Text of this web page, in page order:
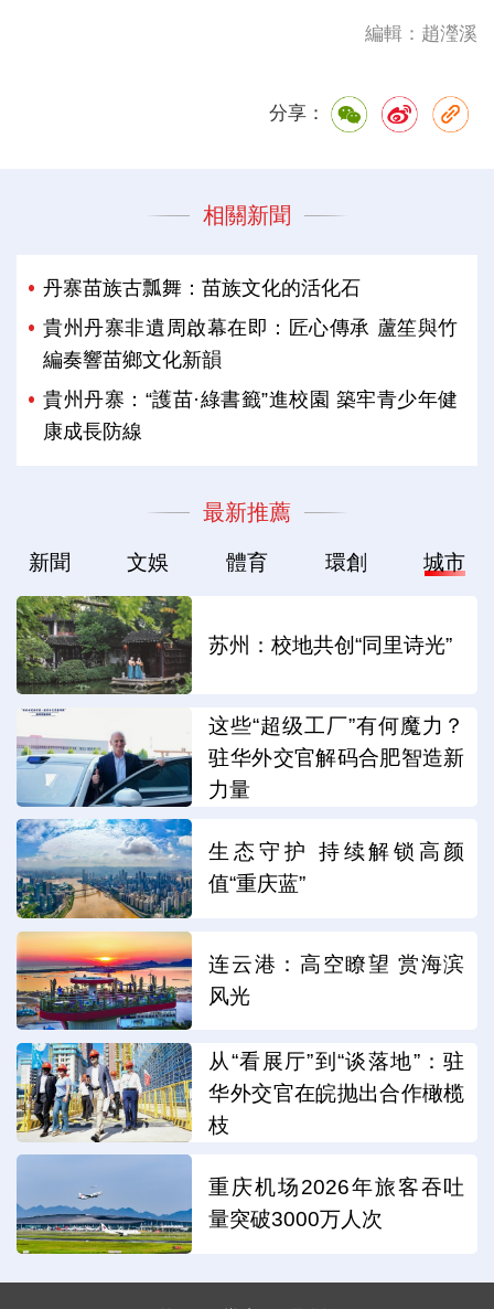
編輯：趙瀅溪
分享：
相關新聞
丹寨苗族古瓢舞：苗族文化的活化石
貴州丹寨非遺周啟幕在即：匠心傳承 蘆笙與竹
編奏響苗鄉文化新韻
貴州丹寨：“護苗·綠書籤”進校園 築牢青少年健
康成長防線
最新推薦
新聞 文娛 體育 環創 城市
苏州：校地共创“同里诗光”
这些“超级工厂”有何魔力？
驻华外交官解码合肥智造新
力量
生态守护 持续解锁高颜
值“重庆蓝”
连云港：高空瞭望 赏海滨
风光
从“看展厅”到“谈落地”：驻
华外交官在皖抛出合作橄榄
枝
重庆机场2026年旅客吞吐
量突破3000万人次